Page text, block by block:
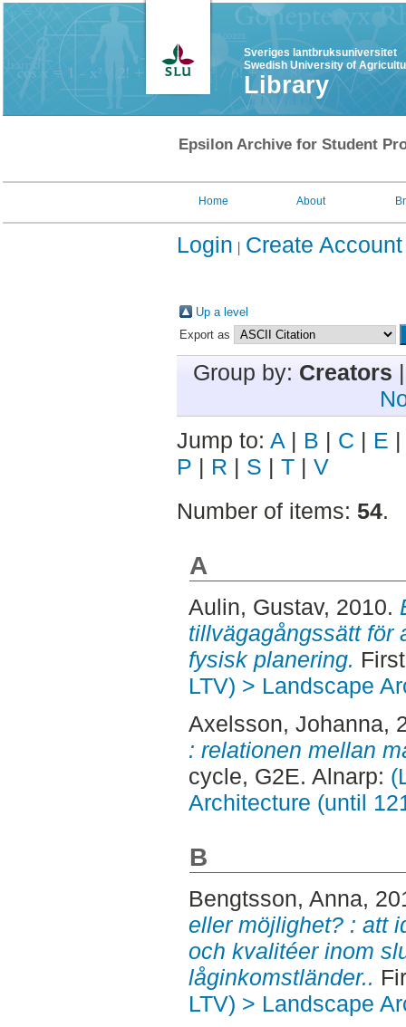
Sveriges lantbruksuniversitet
Swedish University of
Library
Epsilon Archive for Student
Home About
Login Create Account
Up a level
Export as
Group by: Creators
Jump to: A | B | C | E
P | R | S | T | V
Number of items: 54.
A
Aulin, Gustav, 2010.
tillvägagångssätt för
fysisk planering.
LTV) > Landscape
Axelsson, Johanna,
: relationen mellan
cycle, G2E. Alnarp:
Architecture (until
B
Bengtsson, Anna,
eller möjlighet? : att
och kvalitéer inom
låginkomstländer..
LTV) > Landscape